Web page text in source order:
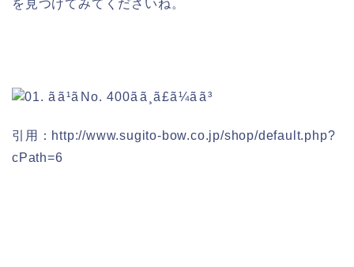
を見つけてみてくださいね。
引用：http://www.sugito-bow.co.jp/shop/default.php?
cPath=6